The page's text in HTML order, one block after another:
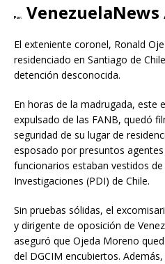
Por:
El exteniente coronel, Ronald
residenciado en Santiago de
detención desconocida.
En horas de la madrugada, este
expulsado de las FANB, quedó
seguridad de su lugar de
esposado por presuntos
funcionarios estaban vestidos
Investigaciones (PDI) de Chile.
Sin pruebas sólidas, el
y dirigente de oposición de
aseguró que Ojeda Moreno
del DGCIM encubiertos.